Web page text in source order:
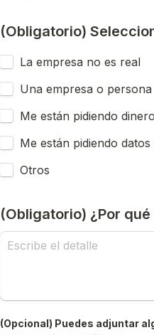
(Obligatorio)
La empresa no es real
Una empresa o
Me están pidiendo dinero
Me están pidiendo
Otros
(Obligatorio) ¿Por
(Opcional) Puedes adjuntar